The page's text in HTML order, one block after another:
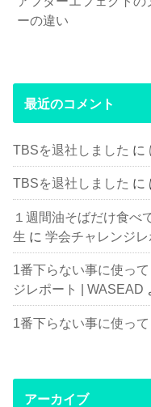
ーの違い
最近のコメント
TBSを退社しました に
TBSを退社しました に
１週間油そばだけ食べ
生 に学会チャレンジ
1番下らない事に使っ
ジレポート | WASEAD
1番下らない事に使っ
アーカイブ